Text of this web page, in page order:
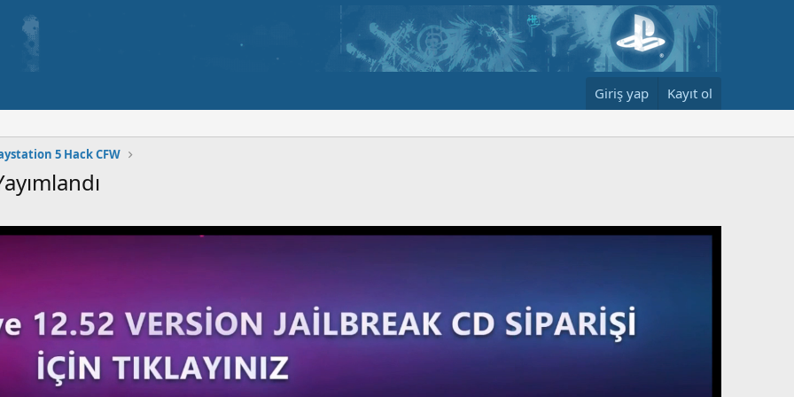
Giriş yap Kayıt ol
5 Hack CFW